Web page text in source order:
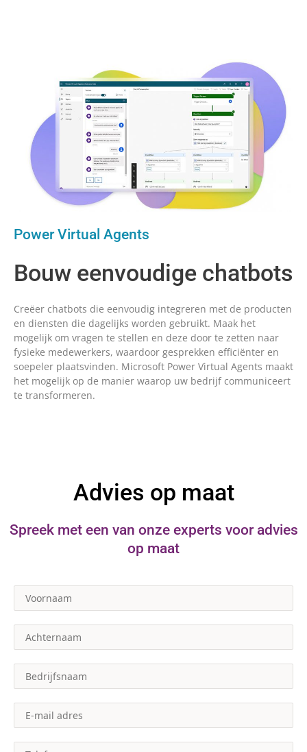
Power Virtual Agents
Bouw eenvoudige chatbots
Creëer chatbots die eenvoudig integreren met de producten
en diensten die dagelijks worden gebruikt. Maak het
mogelijk om vragen te stellen en deze door te zetten naar
fysieke medewerkers, waardoor gesprekken efficiënter en
soepeler plaatsvinden. Microsoft Power Virtual Agents maakt
het mogelijk op de manier waarop uw bedrijf communiceert
te transformeren.
Advies op maat
Spreek met een van onze experts voor advies
op maat